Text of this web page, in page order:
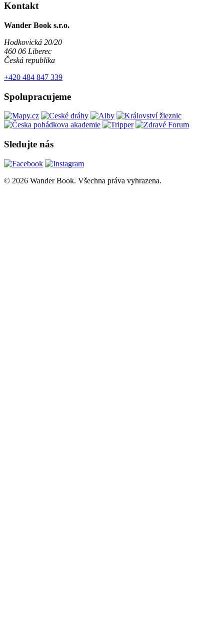
Kontakt
Wander Book s.r.o.
Hodkovická 20/20
460 06 Liberec
Česká republika
+420 484 847 339
Spolupracujeme
Sledujte nás
© 2026 Wander Book. Všechna práva vyhrazena.